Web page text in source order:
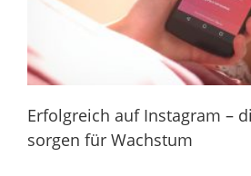
Erfolgreich auf Instagram –
sorgen für Wachstum